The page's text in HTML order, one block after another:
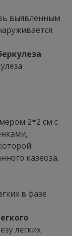
выявленным
2*2 см с
казеоза,
в фазе
легких